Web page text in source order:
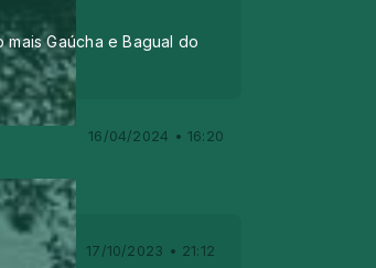
Gaúcha e Bagual do
16/04/2024 • 16:20
17/10/2023 • 21:12